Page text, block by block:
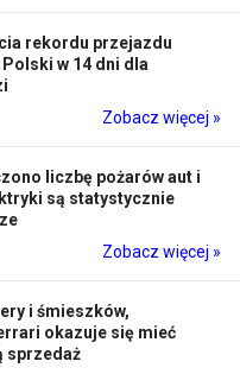
rekordu przejazdu
w 14 dni dla
Zobacz więcej »
liczbę pożarów aut i
są statystycznie
Zobacz więcej »
i śmieszków,
okazuje się mieć
sprzedaż